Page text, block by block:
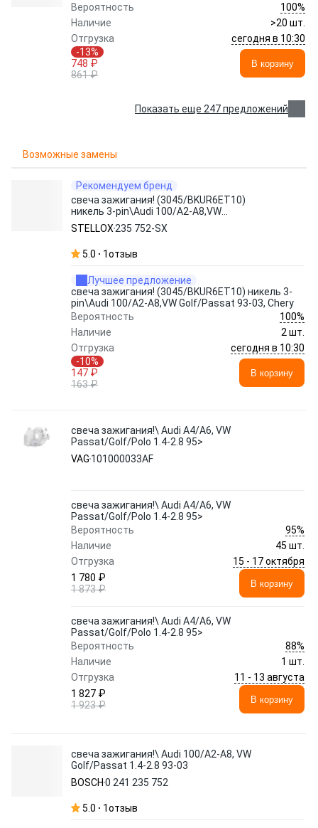
Вероятность
100%
Наличие
>20 шт.
Отгрузка
сегодня в 10:30
-13%
748 ₽
861 ₽
В корзину
Показать еще 247 предложений
Возможные замены
Рекомендуем бренд
свеча зажигания! (3045/BKUR6ET10)
никель 3-pin\Audi 100/A2-A8,VW
Golf/Passat 93-03, Chery
STELLOX 235 752-SX
5.0 1отзыв
Лучшее предложение
свеча зажигания! (3045/BKUR6ET10) никель 3-
pin\Audi 100/A2-A8,VW Golf/Passat 93-03, Chery
Вероятность
100%
Наличие
2 шт.
Отгрузка
сегодня в 10:30
-10%
147 ₽
163 ₽
В корзину
свеча зажигания!\ Audi A4/A6, VW
Passat/Golf/Polo 1.4-2.8 95>
VAG 101000033AF
свеча зажигания!\ Audi A4/A6, VW
Passat/Golf/Polo 1.4-2.8 95>
Вероятность
95%
Наличие
45 шт.
Отгрузка
15 - 17 октября
1 780 ₽
1 873 ₽
В корзину
свеча зажигания!\ Audi A4/A6, VW
Passat/Golf/Polo 1.4-2.8 95>
Вероятность
88%
Наличие
1 шт.
Отгрузка
11 - 13 августа
1 827 ₽
1 923 ₽
В корзину
свеча зажигания!\ Audi 100/A2-A8, VW
Golf/Passat 1.4-2.8 93-03
BOSCH 0 241 235 752
5.0 1отзыв